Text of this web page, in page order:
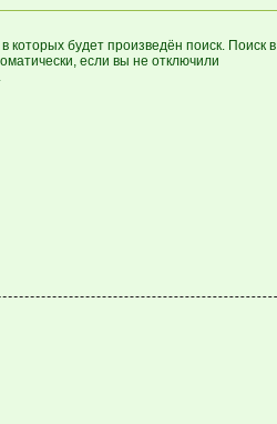
будет произведён поиск. Поиск в
если вы не отключили